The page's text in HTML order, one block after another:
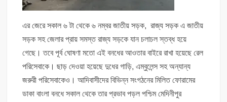
এর জেরে সকাল ৬ টা থেকে ৬ নম্বর জাতীয় সড়ক, রাজ্য সড়ক এ জাতীয়
সড়ক সহ জেলার প্রায় সমস্ত রাজ্য সড়কে যান চলাচল স্তব্ধ হয়ে
গেছে। তবে পূর্ব ঘোষণা মতো এই বনধের আওতার বাইরে রাখা হয়েছে রেল
পরিসেবাকে। ছাড় দেওয়া হয়েছে দুধের গাড়ি, এম্বুলেন্স সহ অন্যান্য
জরুরী পরিসেবাকেও। আদিবাসীদের বিভিন্ন সংগঠনের মিলিত ফোরামের
ডাকা বাংলা বনধে সকাল থেকে তার প্রভাব পড়ল পশ্চিম মেদিনীপুর